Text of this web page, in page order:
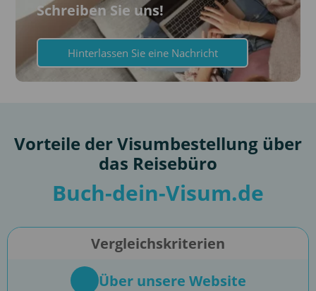
Schreiben Sie uns!
Hinterlassen Sie eine Nachricht
Vorteile der Visumbestellung über
das Reisebüro
Buch-dein-Visum.de
Vergleichskriterien
Über unsere Website